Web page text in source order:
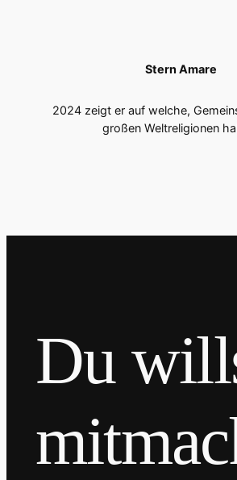
Stern Amare
2024 zeigt er auf welche,
großen Weltreligionen
Du